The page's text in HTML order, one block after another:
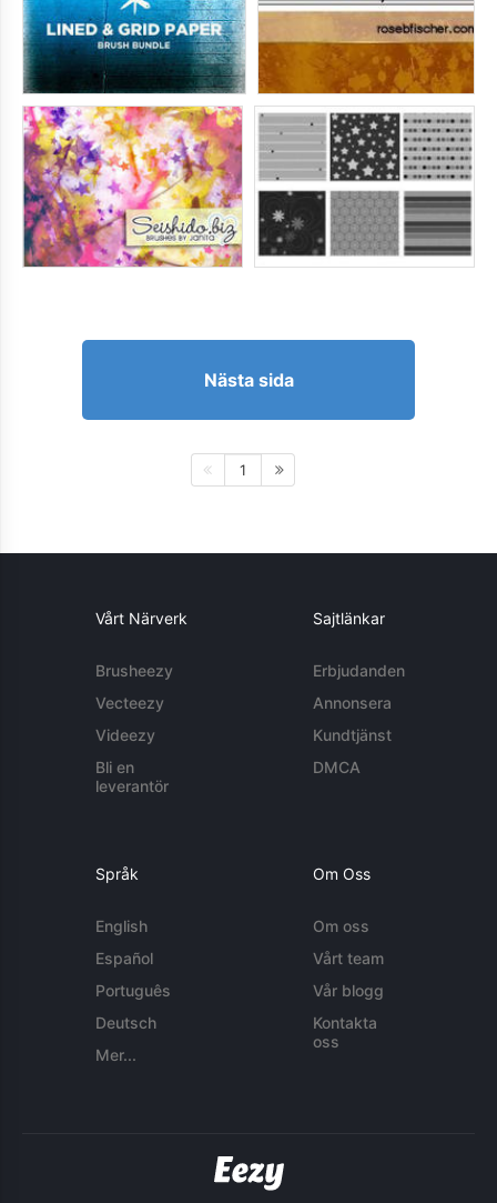
Nästa sida
1
Vårt Närverk
Brusheezy
Vecteezy
Videezy
Bli en
leverantör
Sajtlänkar
Erbjudanden
Annonsera
Kundtjänst
DMCA
Språk
English
Español
Português
Deutsch
Mer...
Om Oss
Om oss
Vårt team
Vår blogg
Kontakta
oss